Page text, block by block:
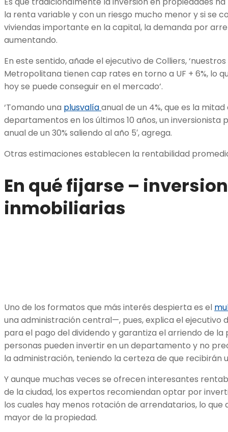
la renta variable y con un riesgo mucho menor y si se
viviendas importante en la capital, la demanda por
aumentando.
En este sentido, añade el ejecutivo de Colliers,
Metropolitana tienen cap rates en torno a UF + 6%, lo
hoy se puede conseguir en el mercado’.
‘Tomando una plusvalíaanual de un 4%, que es la
departamentos en los últimos 10 años, un
anual de un 30% saliendo al año 5′, agrega.
Otras estimaciones establecen la rentabilidad
En qué fijarse –
inmobiliarias
Uno de los formatos que más interés despierta es el
una administración central—, pues, explica el ejecutivo
para el pago del dividendo y garantiza el arriendo de
personas pueden invertir en un departamento y no
la administración, teniendo la certeza de que recibirán
Y aunque muchas veces se ofrecen interesantes
de la ciudad, los expertos recomiendan optar por
los cuales hay menos rotación de arrendatarios, lo que
mayor de la propiedad.